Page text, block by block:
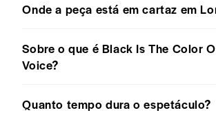
Onde a peça está em cartaz em
Sobre o que é Black Is The Color
Voice?
Quanto tempo dura o espetáculo?